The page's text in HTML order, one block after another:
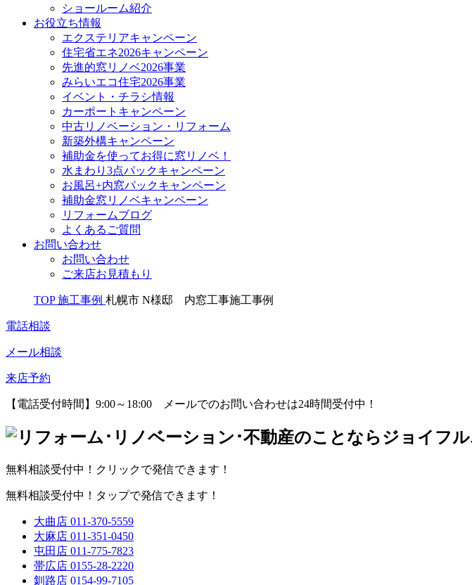
ショールーム紹介
お役立ち情報
エクステリアキャンペーン
住宅省エネ2026キャンペーン
先進的窓リノベ2026事業
みらいエコ住宅2026事業
イベント・チラシ情報
カーポートキャンペーン
中古リノベーション・リフォーム
新築外構キャンペーン
補助金を使ってお得に窓リノベ！
水まわり3点パックキャンペーン
お風呂+内窓パックキャンペーン
補助金窓リノベキャンペーン
リフォームブログ
よくあるご質問
お問い合わせ
お問い合わせ
ご来店お見積もり
TOP 施工事例 札幌市 N様邸 内窓工事施工事例
電話相談
メール相談
来店予約
【電話受付時間】9:00～18:00 メールでのお問い合わせは24時間受付中！
無料相談受付中！クリックで発信できます！
無料相談受付中！タップで発信できます！
大曲店 011-370-5559
大麻店 011-351-0450
屯田店 011-775-7823
帯広店 0155-28-2220
釧路店 0154-99-7105